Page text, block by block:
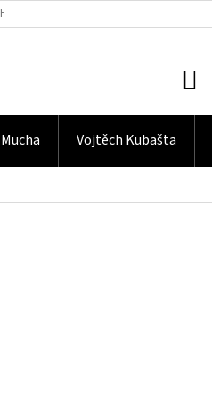
ÚDAJŮ
Vojtěch Kubašta